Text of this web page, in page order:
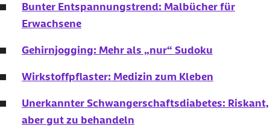
Bunter Entspannungstrend: Malbücher für
Erwachsene
Gehirnjogging: Mehr als „nur“ Sudoku
Wirkstoffpflaster: Medizin zum Kleben
Unerkannter Schwangerschaftsdiabetes: Riskant,
aber gut zu behandeln